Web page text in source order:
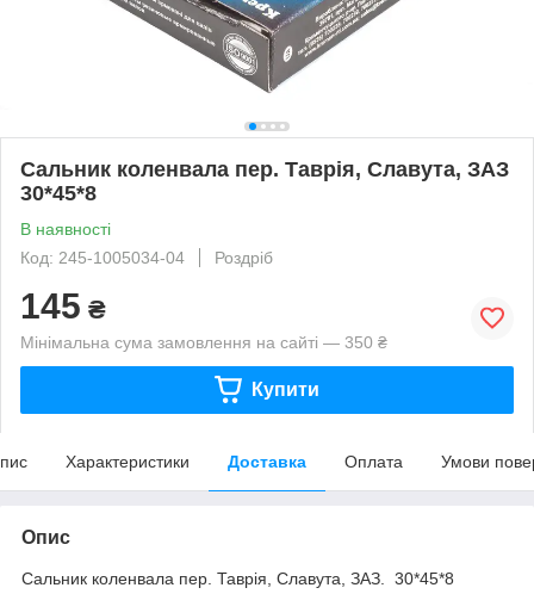
Сальник коленвала пер. Таврія, Славута, ЗАЗ
30*45*8
В наявності
Код: 245-1005034-04
Роздріб
145 ₴
Мінімальна сума замовлення на сайті — 350 ₴
Купити
Характеристики Доставка Оплата Умови
Опис
Сальник коленвала пер. Таврія, Славута, ЗАЗ. 30*45*8